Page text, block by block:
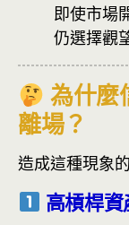
即使市場
仍選擇觀
為什麼
離場？
造成這種現象
高槓桿